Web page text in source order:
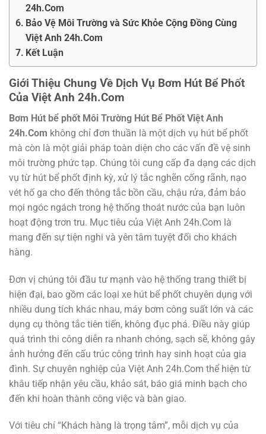
24h.Com
Bảo Vệ Môi Trường và Sức Khỏe Cộng Đồng Cùng
Việt Anh 24h.Com
Kết Luận
Giới Thiệu Chung Về Dịch Vụ Bơm Hút Bể Phốt
Của Việt Anh 24h.Com
Bơm Hút bể phốt Môi Trường Hút Bể Phốt Việt Anh
24h.Com không chỉ đơn thuần là một dịch vụ hút bể phốt
mà còn là một giải pháp toàn diện cho các vấn đề vệ sinh
môi trường phức tạp. Chúng tôi cung cấp đa dạng các dịch
vụ từ hút bể phốt định kỳ, xử lý tắc nghẽn cống rãnh, nạo
vét hố ga cho đến thông tắc bồn cầu, chậu rửa, đảm bảo
mọi ngóc ngách trong hệ thống thoát nước của bạn luôn
hoạt động trơn tru. Mục tiêu của Việt Anh 24h.Com là
mang đến sự tiện nghi và yên tâm tuyệt đối cho khách
hàng.
Đơn vị chúng tôi đầu tư mạnh vào hệ thống trang thiết bị
hiện đại, bao gồm các loại xe hút bể phốt chuyên dụng với
nhiều dung tích khác nhau, máy bơm công suất lớn và các
dụng cụ thông tắc tiên tiến, không đục phá. Điều này giúp
quá trình thi công diễn ra nhanh chóng, sạch sẽ, không gây
ảnh hưởng đến cấu trúc công trình hay sinh hoạt của gia
đình. Sự chuyên nghiệp của Việt Anh 24h.Com thể hiện từ
khâu tiếp nhận yêu cầu, khảo sát, báo giá minh bạch cho
đến khi hoàn thành công việc và bàn giao.
Với tiêu chí “Khách hàng là trọng tâm”, mỗi dịch vụ của